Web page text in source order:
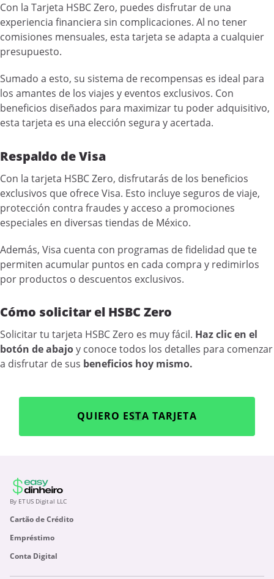
Con la Tarjeta HSBC Zero, puedes disfrutar de una
experiencia financiera sin complicaciones. Al no tener
comisiones mensuales, esta tarjeta se adapta a cualquier
presupuesto.
Sumado a esto, su sistema de recompensas es ideal para
los amantes de los viajes y eventos exclusivos. Con
beneficios diseñados para maximizar tu poder adquisitivo,
esta tarjeta es una elección segura y acertada.
Respaldo de Visa
Con la tarjeta HSBC Zero, disfrutarás de los beneficios
exclusivos que ofrece Visa. Esto incluye seguros de viaje,
protección contra fraudes y acceso a promociones
especiales en diversas tiendas de México.
Además, Visa cuenta con programas de fidelidad que te
permiten acumular puntos en cada compra y redimirlos
por productos o descuentos exclusivos.
Cómo solicitar el HSBC Zero
Solicitar tu tarjeta HSBC Zero es muy fácil. Haz clic en el
botón de abajoy conoce todos los detalles para comenzar
a disfrutar de sus beneficios hoy mismo.
QUIERO ESTA TARJETA
By ETUS Digital LLC
Cartão de Crédito
Empréstimo
Conta Digital